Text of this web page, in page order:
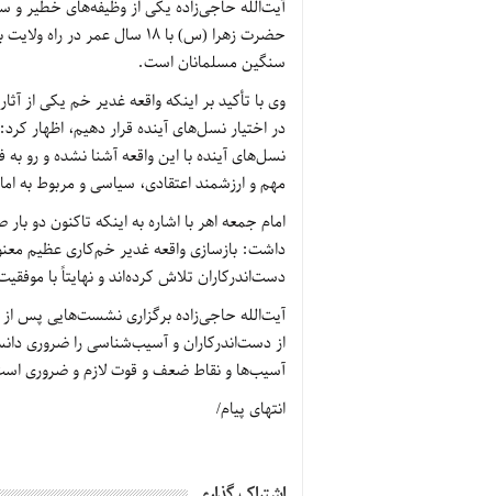
آیت‌الله حاجی‌زاده یکی از وظیفه‌های خطیر
حضرت زهرا (س) با 18 سال
سنگین مسلمانان است.
وی با تأکید بر اینکه واقعه غدیر خم یکی از
در اختیار نسل‌های آینده قرار دهیم، اظهار
نسل‌های آینده با این واقعه آشنا نشده و رو
مهم و ارزشمند اعتقادی، سیاسی و مربوط به
امام جمعه اهر با اشاره به اینکه تاکنون دو
داشت: بازسازی واقعه غدیر خم‌کاری عظیم
دست‌اندرکاران تلاش کرده‌اند و نهایتاً با
آیت‌الله حاجی‌زاده برگزاری نشست‌هایی پس
از دست‌اندرکاران و آسیب‌شناسی را ضروری
آسیب‌ها و نقاط ضعف و قوت لازم و ضروری
انتهای پیام/